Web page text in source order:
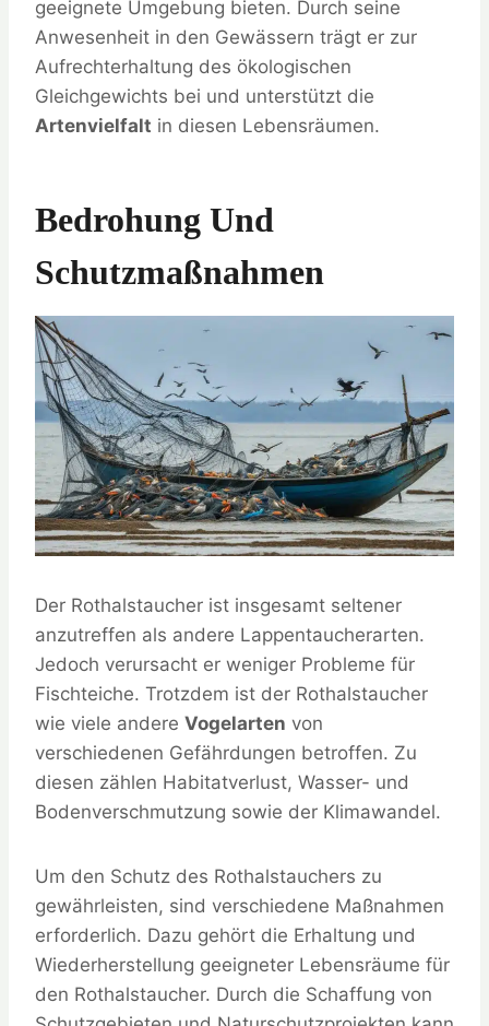
geeignete Umgebung bieten. Durch seine
Anwesenheit in den Gewässern trägt er zur
Aufrechterhaltung des ökologischen
Gleichgewichts bei und unterstützt die
Artenvielfalt in diesen Lebensräumen.
Bedrohung Und
Schutzmaßnahmen
Der Rothalstaucher ist insgesamt seltener
anzutreffen als andere Lappentaucherarten.
Jedoch verursacht er weniger Probleme für
Fischteiche. Trotzdem ist der Rothalstaucher
wie viele andere Vogelarten von
verschiedenen Gefährdungen betroffen. Zu
diesen zählen Habitatverlust, Wasser- und
Bodenverschmutzung sowie der Klimawandel.
Um den Schutz des Rothalstauchers zu
gewährleisten, sind verschiedene Maßnahmen
erforderlich. Dazu gehört die Erhaltung und
Wiederherstellung geeigneter Lebensräume für
den Rothalstaucher. Durch die Schaffung von